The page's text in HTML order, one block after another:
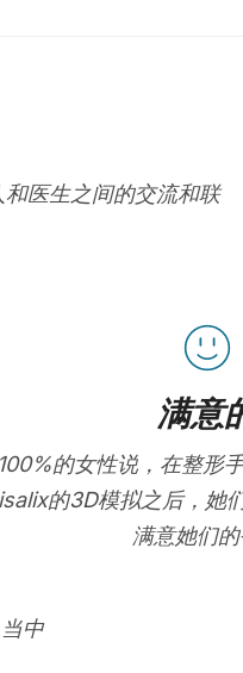
医生之间的交流和联
满意
100%的女性说，在整形
的3D模拟之后，她
满意她们
中